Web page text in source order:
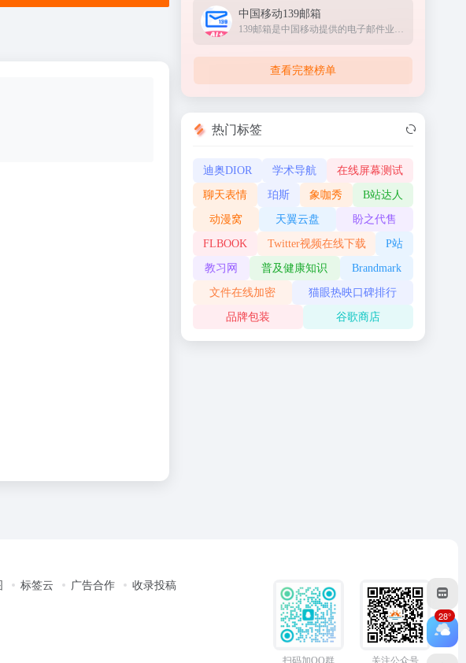
中国移动139邮箱
139邮箱是中国移动提供的电子邮件业务，以手机号@139.com作为邮箱地址，来邮短信及时提醒,同时提供WEB、WAP、短彩信、APP等多种方式，随时随地收发邮件
查看完整榜单
热门标签
迪奥DIOR 学术导航 在线屏幕测试
聊天表情 珀斯 象咖秀 B站达人
动漫窝 天翼云盘 盼之代售
FLBOOK Twitter视频在线下载 P站
教习网 普及健康知识 Brandmark
文件在线加密 猫眼热映口碑排行
品牌包装 谷歌商店
标签云 广告合作
收录投稿
扫码加QQ群 关注公众号
28°